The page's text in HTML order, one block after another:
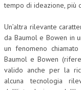
tempo di ideazione, più
Un’altra rilevante
da Baumol e Bowen in
un fenomeno
Baumol e Bowen
valido anche per la
alcuna tecnologia